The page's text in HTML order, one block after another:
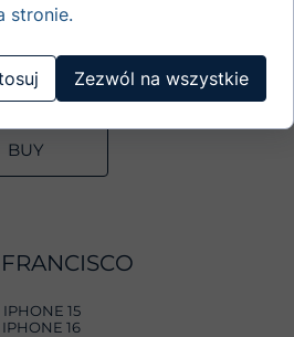
BUY
IPHONE 15
IPHONE 16
stronie.
Zezwól na wszystkie